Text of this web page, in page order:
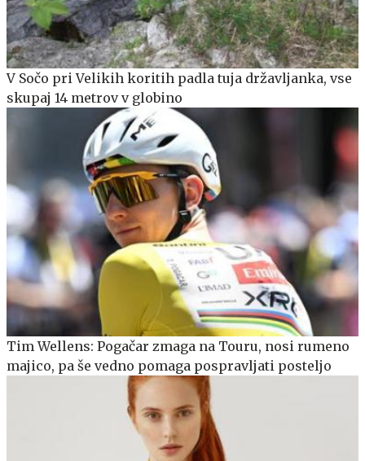
V Sočo pri Velikih koritih padla tuja državljanka, vse
skupaj 14 metrov v globino
Tim Wellens: Pogačar zmaga na Touru, nosi rumeno
majico, pa še vedno pomaga pospravljati posteljo